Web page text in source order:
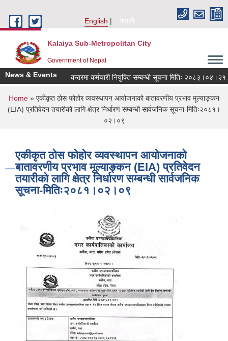
English
नेपाली
Kalaiya Sub-Metropolitan City
Government of Nepal
News & Events करारमा कर्मचारी नियुक्ति सम्बन्धी सूचना मितिः २०८३।०४।२१
You are here
Home » एकीकृत ठोस फोहोर व्यवस्थापन आयोजनाको बातावरणीय प्रभाव मूल्याङ्कन
(EIA) प्रतिवेदन तयारीको लागि क्षेत्र निर्धारण सम्बन्धी सार्वजनिक सूचना-मितिः२०८१।
०२।०९
एकीकृत ठोस फोहोर व्यवस्थापन आयोजनाको
बातावरणीय प्रभाव मूल्याङ्कन (EIA) प्रतिवेदन
तयारीको लागि क्षेत्र निर्धारण सम्बन्धी सार्वजनिक
सूचना-मितिः२०८१।०२।०९